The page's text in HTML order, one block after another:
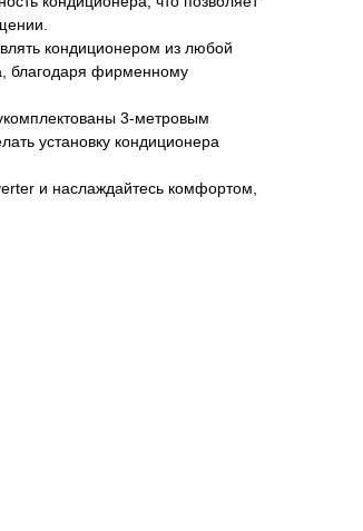
кондиционером из любой
благодаря фирменному
3-метровым
установку кондиционера
и наслаждайтесь комфортом,